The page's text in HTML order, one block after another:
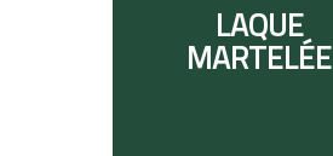
LAQUE
MARTELÉE